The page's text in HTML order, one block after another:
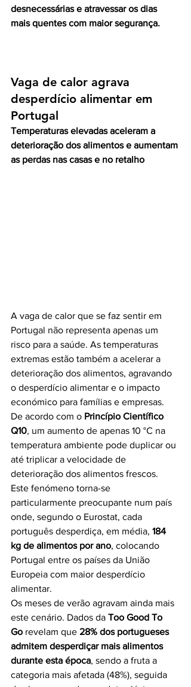
desnecessárias e atravessar os dias
mais quentes com maior segurança.
Vaga de calor agrava
desperdício alimentar em
Portugal
Temperaturas elevadas aceleram a
deterioração dos alimentos e aumentam
as perdas nas casas e no retalho
A vaga de calor que se faz sentir em
Portugal não representa apenas um
risco para a saúde. As temperaturas
extremas estão também a acelerar a
deterioração dos alimentos, agravando
o desperdício alimentar e o impacto
económico para famílias e empresas.
De acordo com o Princípio Científico
Q10, um aumento de apenas 10 °C na
temperatura ambiente pode duplicar ou
até triplicar a velocidade de
deterioração dos alimentos frescos.
Este fenómeno torna-se
particularmente preocupante num país
onde, segundo o Eurostat, cada
português desperdiça, em média, 184
kg de alimentos por ano, colocando
Portugal entre os países da União
Europeia com maior desperdício
alimentar.
Os meses de verão agravam ainda mais
este cenário. Dados da Too Good To
Go revelam que 28% dos portugueses
admitem desperdiçar mais alimentos
durante esta época, sendo a fruta a
categoria mais afetada (48%), seguida